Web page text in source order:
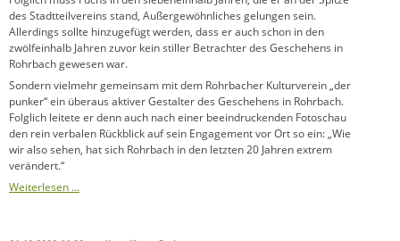
des Stadtteilvereins stand, Außergewöhnliches gelungen sein.
Allerdings sollte hinzugefügt werden, dass er auch schon in den
zwölfeinhalb Jahren zuvor kein stiller Betrachter des Geschehens in
Rohrbach gewesen war.
Sondern vielmehr gemeinsam mit dem Rohrbacher Kulturverein „der
punker“ ein überaus aktiver Gestalter des Geschehens in Rohrbach.
Folglich leitete er denn auch nach einer beeindruckenden Fotoschau
den rein verbalen Rückblick auf sein Engagement vor Ort so ein: „Wie
wir also sehen, hat sich Rohrbach in den letzten 20 Jahren extrem
verändert.“
Weiterlesen …